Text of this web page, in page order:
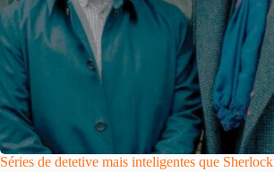
Séries de detetive mais inteligentes que Sherlock